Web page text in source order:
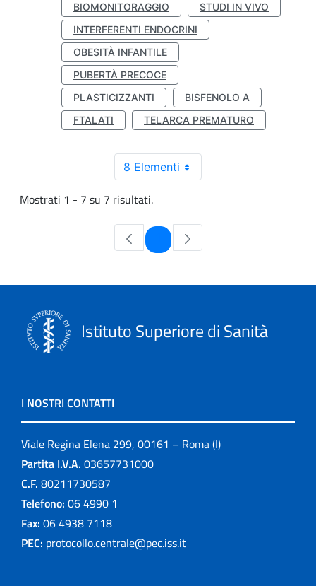
BIOMONITORAGGIO
STUDI IN VIVO
INTERFERENTI ENDOCRINI
OBESITÀ INFANTILE
PUBERTÀ PRECOCE
PLASTICIZZANTI
BISFENOLO A
FTALATI
TELARCA PREMATURO
8 Elementi
Mostrati 1 - 7 su 7 risultati.
Pagina
Istituto Superiore di Sanità
I NOSTRI CONTATTI
Viale Regina Elena 299, 00161 – Roma (I)
Partita I.V.A. 03657731000
C.F. 80211730587
Telefono: 06 4990 1
Fax: 06 4938 7118
PEC: protocollo.centrale@pec.iss.it